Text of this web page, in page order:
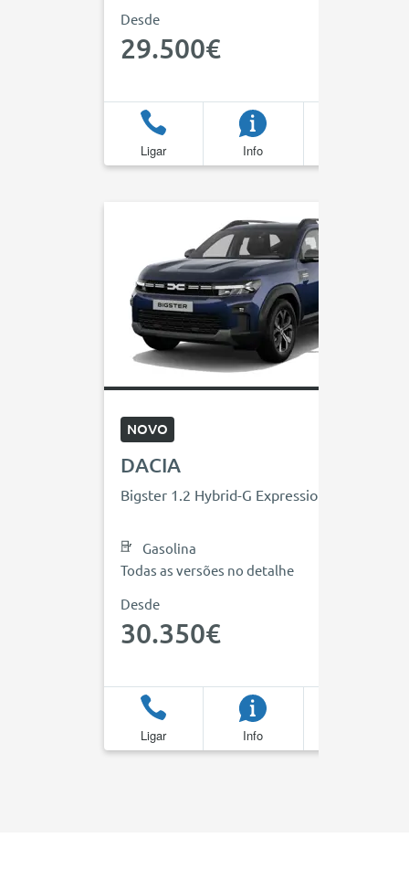
Desde
29.500€
Ligar Info
NOVO
DACIA
Bigster 1.2 Hybrid-G Expression 4x4
Gasolina
Todas as versões no detalhe
Desde
30.350€
Ligar Info